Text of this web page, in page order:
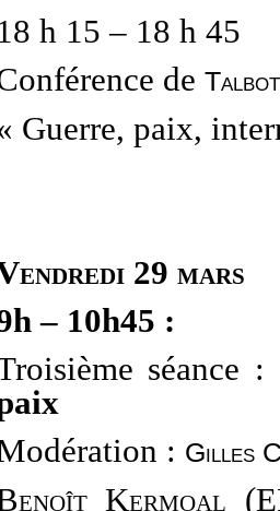
h 15 – 18 h 45
de
Guerre, paix,
29 mars
– 10h45 :
séance :
: Gilles
Kermoal